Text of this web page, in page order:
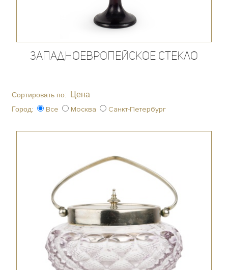
Западноевропейское стекло
Сортировать по: Цена
Город: Все Москва Санкт-Петербург